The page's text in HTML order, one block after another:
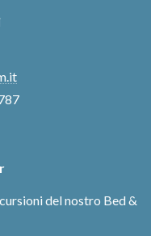
del nostro Bed &